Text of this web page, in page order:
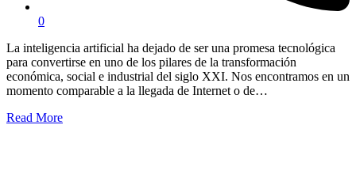
0
La inteligencia artificial ha dejado de ser una promesa tecnológica
para convertirse en uno de los pilares de la transformación
económica, social e industrial del siglo XXI. Nos encontramos en un
momento comparable a la llegada de Internet o de…
Read More